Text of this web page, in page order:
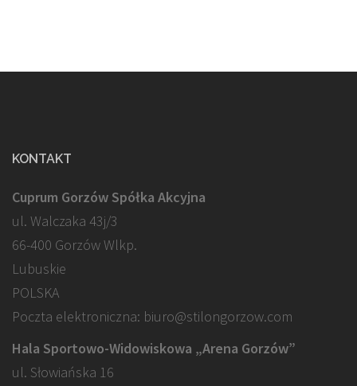
KONTAKT
Cuprum Gorzów Spółka Akcyjna
ul. Walczaka 43j/3
66-400 Gorzów Wlkp.
Lubuskie
POLSKA
Poczta elektroniczna: biuro@stilongorzow.com
Hala Sportowo-Widowiskowa „Arena Gorzów”
ul. Słowiańska 16